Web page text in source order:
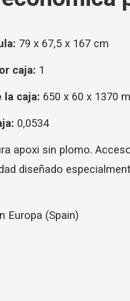
79 x 67,5 x 167 cm
caja: 1
la caja: 650 x 60 x 1370
0,0534
apoxi sin plomo.
diseñado
Europa (Spain)